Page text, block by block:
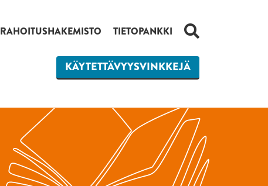
RAHOITUSHAKEMISTO TIETOPANKKI HAKU
KÄYTETTÄVYYSVINKKEJÄ